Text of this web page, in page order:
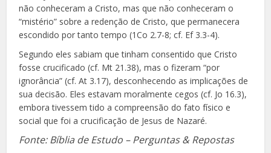
nãoconheceram a Cristo, mas que não conheceram o
“mistério” sobre a redenção de Cristo, que permanecera
escondido por tanto tempo (1Co 2.7-8; cf. Ef 3.3-4).
Segundo eles sabiam que tinham consentido que Cristo
fosse crucificado (cf. Mt 21.38), mas o fizeram “por
ignorância” (cf. At 3.17), desconhecendo as implicações de
sua decisão. Eles estavam moralmente cegos (cf. Jo 16.3),
embora tivessem tido a compreensão do fato físico e
social que foi a crucificação de Jesus de Nazaré.
Fonte: Bíblia de Estudo – Perguntas & Repostas